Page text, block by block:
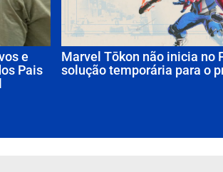
e
Pais
Marvel Tōkon não inicia no
solução temporária para o